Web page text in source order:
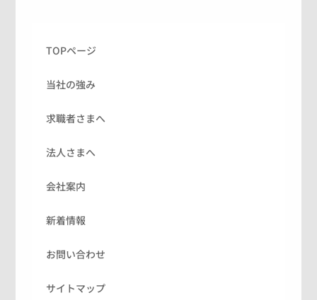
TOPページ
当社の強み
求職者さまへ
法人さまへ
会社案内
新着情報
お問い合わせ
サイトマップ